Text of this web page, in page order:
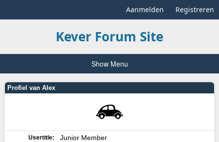
Aanmelden Registreren
Kever Forum Site
Show Menu
Profiel van Alex
Usertitle: Junior Member